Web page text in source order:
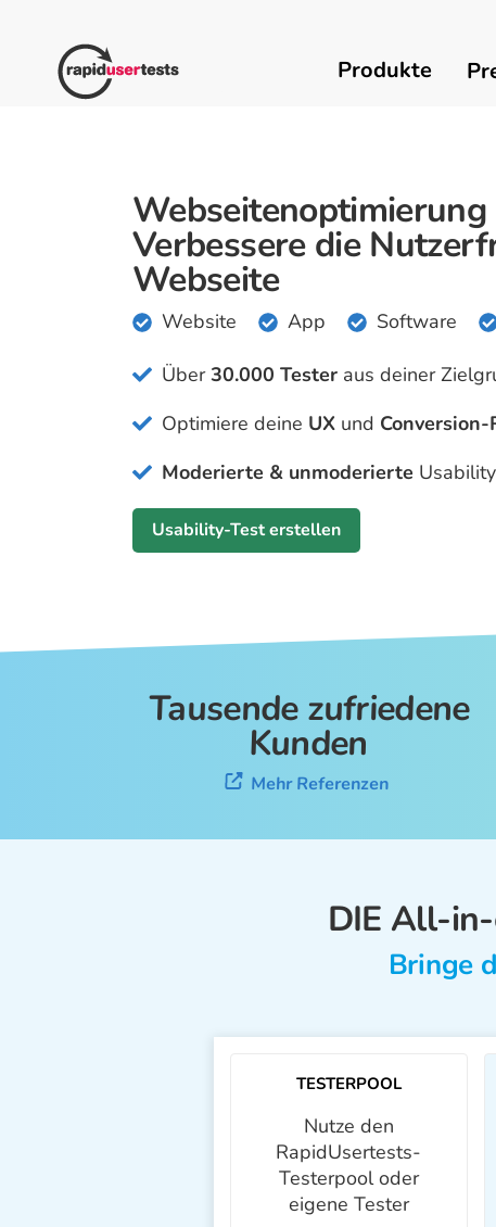
springen
Produkte
Verbessere die
Webseite
Website App Software
Über30.000 Tester aus deiner
Optimiere deine UX und Conversion-
Moderierte & unmoderierte
Usability-Test erstellen
Tausende zufriedene
Kunden
Mehr Referenzen
DIE All-
Bringe
TESTERPOOL
Nutze den
RapidUsertests-
Testerpool oder
eigene Tester